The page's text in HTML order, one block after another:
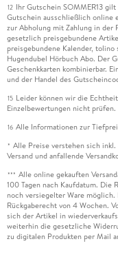
12 Ihr Gutschein SOMMER13
Gutschein ausschließlich online
zur Abholung mit Zahlung in
gesetzlich preisgebundene
preisgebundene Kalender,
Hugendubel Hörbuch Abo. Der
Geschenkkarten kombinierbar.
und der Handel des
15 Leider können wir die
Einzelbewertungen nicht prüfen.
16 Alle Informationen zur
* Alle Preise verstehen sich
Versand und anfallende
*** Alle online gekauften
100 Tagen nach Kaufdatum. Die
noch versiegelter Ware
Rückgaberecht von 4 Wochen.
sich der Artikel in
weiterhin die gesetzliche
zu digitalen Produkten per Mail